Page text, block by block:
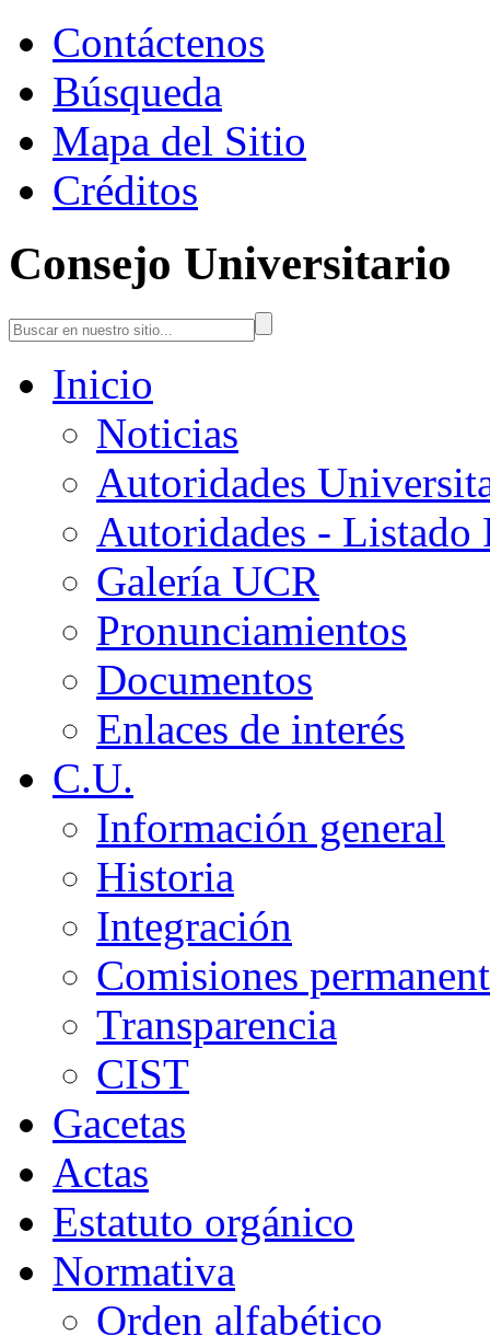
Contáctenos
Búsqueda
Mapa del Sitio
Créditos
Consejo Universitario
Inicio
Noticias
Autoridades
Autoridades - Listado
Galería UCR
Pronunciamientos
Documentos
Enlaces de interés
C.U.
Información general
Historia
Integración
Comisiones
Transparencia
CIST
Gacetas
Actas
Estatuto orgánico
Normativa
Orden alfabético